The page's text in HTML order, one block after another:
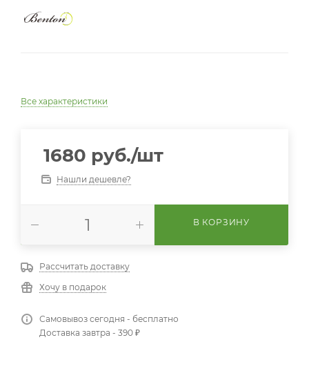
Все характеристики
1680 руб./шт
Нашли дешевле?
В КОРЗИНУ
Рассчитать доставку
Хочу в подарок
Самовывоз сегодня - бесплатно
Доставка завтра - 390 ₽